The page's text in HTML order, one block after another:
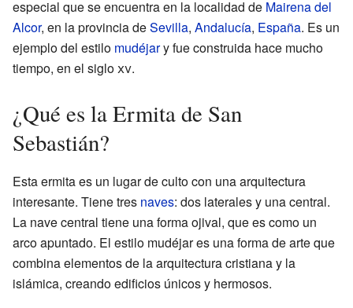
especial que se encuentra en la localidad de Mairena del
Alcor, en la provincia deSevilla, Andalucía, España. Es un
ejemplo del estilo mudéjary fue construida hace mucho
tiempo, en el sigloxv.
¿Qué es la Ermita de San
Sebastián?
Esta ermita es un lugar de culto con una arquitectura
interesante. Tiene tres naves: dos laterales y una central.
La nave central tiene una forma ojival, que es como un
arco apuntado. El estilo mudéjar es una forma de arte que
combina elementos de la arquitectura cristiana y la
islámica, creando edificios únicos y hermosos.